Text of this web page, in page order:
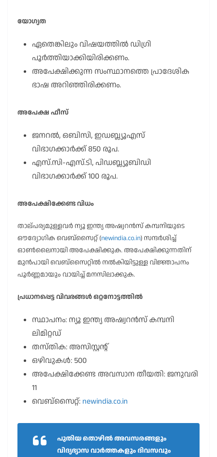
യോഗ്യത
ഏതെങ്കിലും വിഷയത്തിൽ ഡിഗ്രി
പൂർത്തിയാക്കിയിരിക്കണം.
അപേക്ഷിക്കുന്ന സംസ്ഥാനത്തെ പ്രാദേശിക
ഭാഷ അറിഞ്ഞിരിക്കണം.
അപേക്ഷ ഫീസ്
ജനറൽ, ഒബിസി, ഇഡബ്ല്യൂഎസ്
വിഭാഗക്കാർക്ക് 850 രൂപ.
എസ്.സി-എസ്.ടി, പിഡബ്ല്യൂബിഡി
വിഭാഗക്കാർക്ക് 100 രൂപ.
അപേക്ഷിക്കേണ്ട വിധം
താല്പര്യമുള്ളവർ ന്യൂ ഇന്ത്യ അഷ്വറൻസ് കമ്പനിയുടെ
ഔദ്യോഗിക വെബ്സൈറ്റ് (newindia.co.in) സന്ദർശിച്ച്
ഓൺലൈനായി അപേക്ഷിക്കുക. അപേക്ഷിക്കുന്നതിന്
മുൻപായി വെബ്സൈറ്റിൽ നൽകിയിട്ടുള്ള വിജ്ഞാപനം
പൂർണ്ണമായും വായിച്ച് മനസിലാക്കുക.
പ്രധാനപ്പെട്ട വിവരങ്ങൾ ഒറ്റനോട്ടത്തിൽ
സ്ഥാപനം: ന്യൂ ഇന്ത്യ അഷ്വറൻസ് കമ്പനി
ലിമിറ്റഡ്
തസ്തിക: അസിസ്റ്റന്റ്
ഒഴിവുകൾ: 500
അപേക്ഷിക്കേണ്ട അവസാന തീയതി: ജനുവരി
11
വെബ്സൈറ്റ്: newindia.co.in
പുതിയ തൊഴിൽ അവസരങ്ങളും
വിദ്യഭ്യാസ വാർത്തകളും ദിവസവും